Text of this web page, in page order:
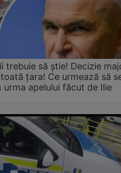
trebuie să știe! Decizie
țara! Ce urmează să
apelului făcut de Ilie